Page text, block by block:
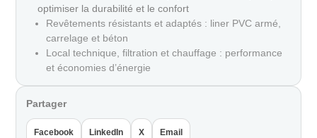
optimiser la durabilité et le confort
Revêtements résistants et adaptés : liner PVC armé,
carrelage et béton
Local technique, filtration et chauffage : performance
et économies d’énergie
Partager
Facebook LinkedIn X Email